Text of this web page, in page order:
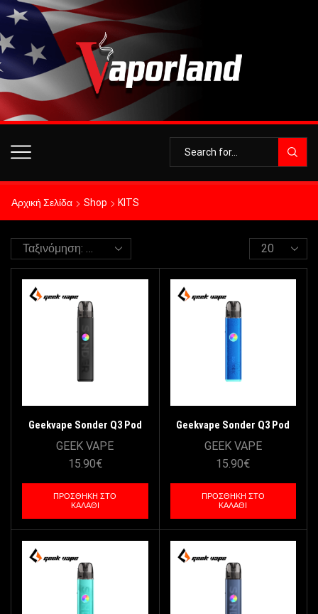
Αρχική Σελίδα Shop KITS
Geekvape Sonder Q3 Pod
Kit 1750mAh – Beat Black
GEEK VAPE
15.90€
ΠΡΟΣΘΉΚΗ ΣΤΟ
ΚΑΛΆΘΙ
Geekvape Sonder Q3 Pod
Kit 1750mAh – Vibe Blue
GEEK VAPE
15.90€
ΠΡΟΣΘΉΚΗ ΣΤΟ
ΚΑΛΆΘΙ